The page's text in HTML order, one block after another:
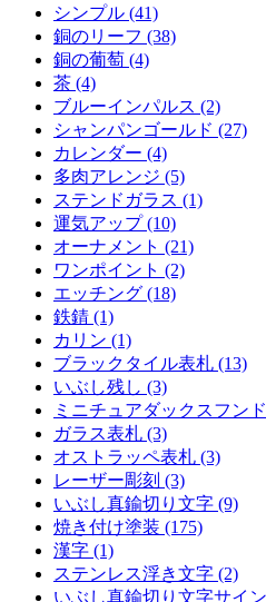
シンプル (41)
銅のリーフ (38)
銅の葡萄 (4)
茶 (4)
ブルーインパルス (2)
シャンパンゴールド (27)
カレンダー (4)
多肉アレンジ (5)
ステンドガラス (1)
運気アップ (10)
オーナメント (21)
ワンポイント (2)
エッチング (18)
鉄錆 (1)
カリン (1)
ブラックタイル表札 (13)
いぶし残し (3)
ミニチュアダックスフン
ガラス表札 (3)
オストラッペ表札 (3)
レーザー彫刻 (3)
いぶし真鍮切り文字 (9)
焼き付け塗装 (175)
漢字 (1)
ステンレス浮き文字 (2)
いぶし真鍮切り文字サイ